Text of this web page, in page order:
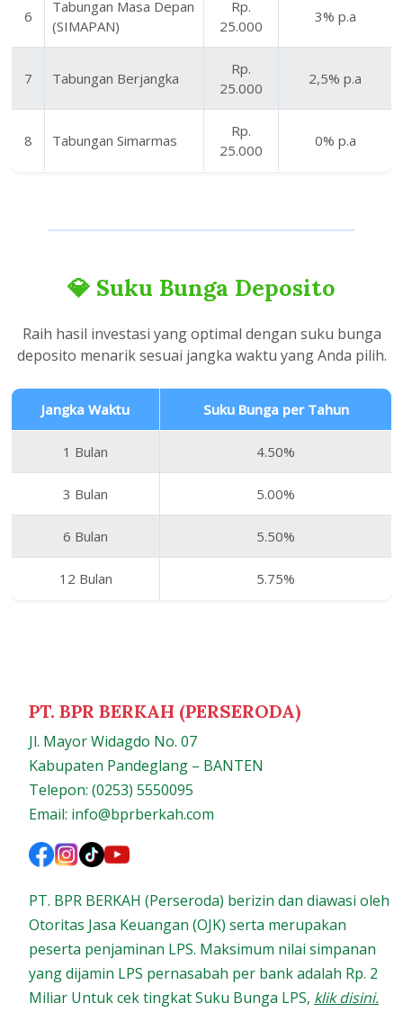
6
Tabungan Masa Depan
(SIMAPAN)
Rp.
25.000
3% p.a
7 Tabungan Berjangka
Rp.
25.000
2,5% p.a
8 Tabungan Simarmas
Rp.
25.000
0% p.a
💎 Suku Bunga Deposito
Raih hasil investasi yang optimal dengan suku bunga
deposito menarik sesuai jangka waktu yang Anda pilih.
Jangka Waktu Suku Bunga per Tahun
1 Bulan 4.50%
3 Bulan 5.00%
6 Bulan 5.50%
12 Bulan 5.75%
PT. BPR BERKAH (PERSERODA)
Jl. Mayor Widagdo No. 07
Kabupaten Pandeglang – BANTEN
Telepon: (0253) 5550095
Email: info@bprberkah.com
PT. BPR BERKAH (Perseroda) berizin dan diawasi oleh
Otoritas Jasa Keuangan (OJK) serta merupakan
peserta penjaminan LPS. Maksimum nilai simpanan
yang dijamin LPS pernasabah per bank adalah Rp. 2
Miliar Untuk cek tingkat Suku Bunga LPS, klik disini.